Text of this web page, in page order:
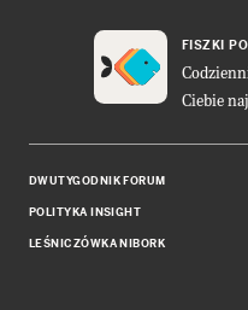
FISZKI
Ciebie
DWUTYGODNIK FORUM
POLITYKA INSIGHT
LEŚNICZÓWKA NIBORK